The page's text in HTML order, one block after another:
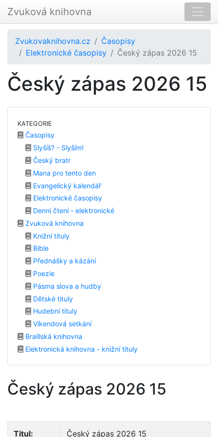
Zvuková knihovna
Zvukovaknihovna.cz
Časopisy
Elektronické časopisy
Český zápas 2026 15
Český zápas 2026 15
KATEGORIE
Časopisy
Slyšíš? - Slyším!
Český bratr
Mana pro tento den
Evangelický kalendář
Elektronické časopisy
Denní čtení - elektronické
Zvuková knihovna
Knižní tituly
Bible
Přednášky a kázání
Poezie
Pásma slova a hudby
Dětské tituly
Hudební tituly
Víkendová setkání
Braillská knihovna
Elektronická knihovna - knižní tituly
Český zápas 2026 15
Titul: Český zápas 2026 15